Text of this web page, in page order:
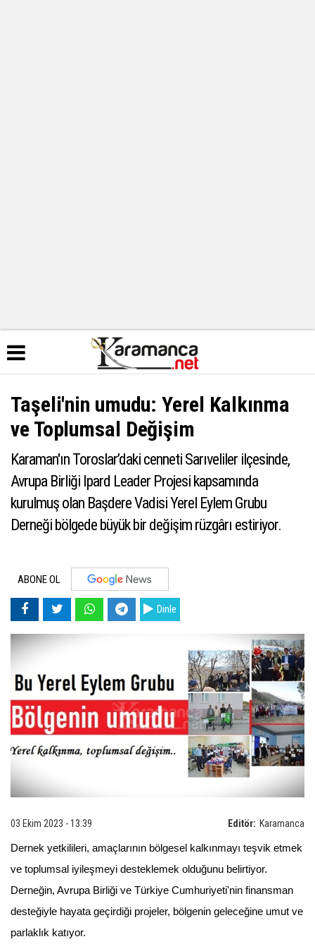
Taşeli'nin umudu: Yerel Kalkınma
ve Toplumsal Değişim
Karaman'ın Toroslar’daki cenneti Sarıveliler ilçesinde,
Avrupa Birliği Ipard Leader Projesi kapsamında
kurulmuş olan Başdere Vadisi Yerel Eylem Grubu
Derneği bölgede büyük bir değişim rüzgârı estiriyor.
ABONE OL
Dinle
Editör: Karamanca
03 Ekim 2023 - 13:39
Dernek yetkilileri, amaçlarının bölgesel kalkınmayı teşvik etmek
ve toplumsal iyileşmeyi desteklemek olduğunu belirtiyor.
Derneğin, Avrupa Birliği ve Türkiye Cumhuriyeti'nin finansman
desteğiyle hayata geçirdiği projeler, bölgenin geleceğine umut ve
parlaklık katıyor.